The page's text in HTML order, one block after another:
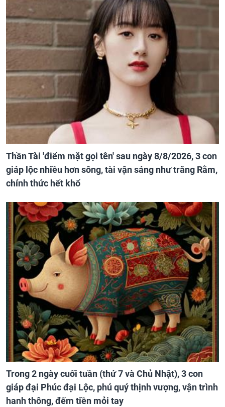
Thần Tài 'điểm mặt gọi tên' sau ngày 8/8/2026, 3 con
giáp lộc nhiều hơn sông, tài vận sáng như trăng Rằm,
chính thức hết khổ
Trong 2 ngày cuối tuần (thứ 7 và Chủ Nhật), 3 con
giáp đại Phúc đại Lộc, phú quý thịnh vượng, vận trình
hanh thông, đếm tiền mỏi tay